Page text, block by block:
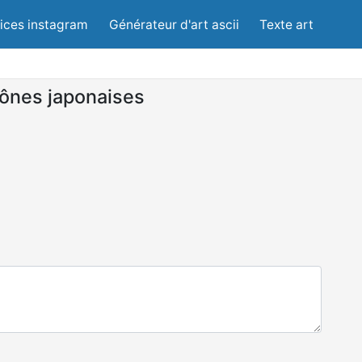
instagram Générateur d'art ascii Texte art
japonaises